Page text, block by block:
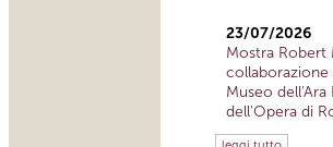
23/07/2026
Mostra Robert
collaborazione
Museo dell'Ara
dell'Opera di